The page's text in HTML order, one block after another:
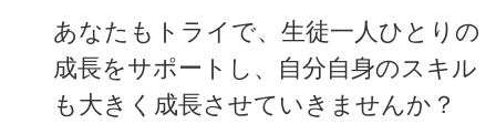
あなたもトライで、生徒一人ひとりの
成長をサポートし、自分自身のスキル
も大きく成長させていきませんか？